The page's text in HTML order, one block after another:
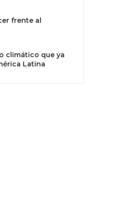
frente al
climático que ya
Latina